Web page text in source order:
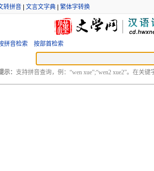
转拼音| 文言文字典| 繁体字转换
拼音检索 按部首检索
示： 支持拼音查询，例：“wen xue”;“wen2 xue2”。在关键